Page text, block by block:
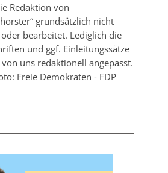
Redaktion von
grundsätzlich nicht
bearbeitet. Lediglich die
und ggf. Einleitungssätze
uns redaktionell angepasst.
Freie Demokraten - FDP